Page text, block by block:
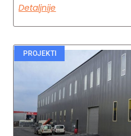
Detaljnije
PROJEKTI